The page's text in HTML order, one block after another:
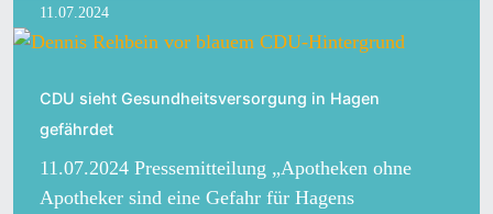
11.07.2024
CDU sieht Gesundheitsversorgung in Hagen
gefährdet
11.07.2024 Pressemitteilung „Apotheken ohne
Apotheker sind eine Gefahr für Hagens